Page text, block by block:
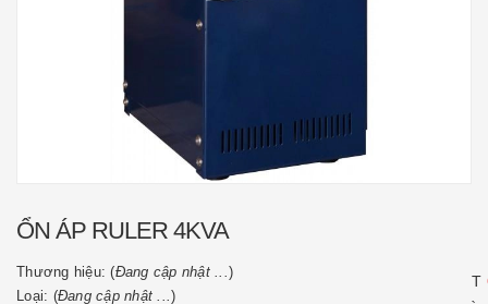
ỔN ÁP RULER 4KVA
Thương hiệu: (Đang cập nhật ...)
Loại: (Đang cập nhật ...)
T